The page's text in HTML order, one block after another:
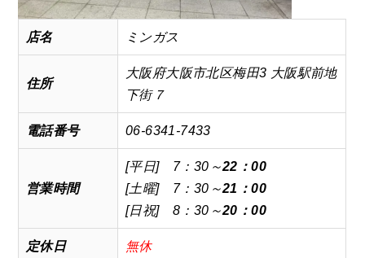
店名 ミンガス
住所
大阪府大阪市北区梅田3 大阪駅前地
下街７
電話番号 06-6341-7433
営業時間
[平日] 7：30～22：00
[土曜] 7：30～21：00
[日祝] 8：30～20：00
定休日 無休